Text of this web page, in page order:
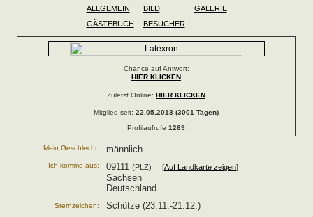
ALLGEMEIN | BILD | GALERIE
GÄSTEBUCH
| BESUCHER
Chance auf Antwort:
HIER KLICKEN
Zuletzt Online: HIER KLICKEN
Mitglied seit: 22.05.2018 (3001 Tagen)
Profilaufrufe 1269
Mein Geschlecht: männlich
Ich komme aus: 09111 (PLZ) [Auf Landkarte zeigen]
Sachsen
Deutschland
Sternzeichen: Schütze (23.11.-21.12.)